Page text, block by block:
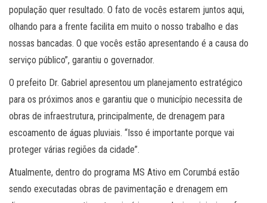
população quer resultado. O fato de vocês estarem juntos aqui,
olhando para a frente facilita em muito o nosso trabalho e das
nossas bancadas. O que vocês estão apresentando é a causa do
serviço público”, garantiu o governador.
O prefeito Dr. Gabriel apresentou um planejamento estratégico
para os próximos anos e garantiu que o município necessita de
obras de infraestrutura, principalmente, de drenagem para
escoamento de águas pluviais. “Isso é importante porque vai
proteger várias regiões da cidade”.
Atualmente, dentro do programa MS Ativo em Corumbá estão
sendo executadas obras de pavimentação e drenagem em